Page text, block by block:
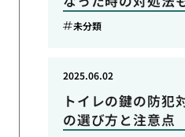
未分類
トイレの鍵の防犯
の選び方と注意点
2025.06.02